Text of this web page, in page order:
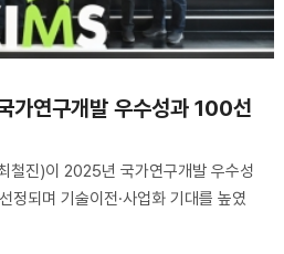
가연구개발 우수성과 100선
철진)이 2025년 국가연구개발 우수성
정되며 기술이전·사업화 기대를 높였